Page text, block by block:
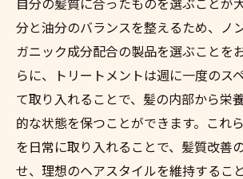
分と油分のバランスを整えるため、ノ
ガニック成分配合の製品を選ぶことを
らに、トリートメントは週に一度のス
て取り入れることで、髪の内部から栄
的な状態を保つことができます。これ
を日常に取り入れることで、髪質改善
せ、理想のヘアスタイルを維持するこ